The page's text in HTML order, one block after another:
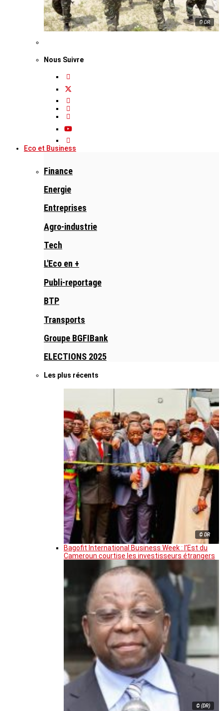
© DR
Nous Suivre
Eco et Business
Finance
Energie
Entreprises
Agro-industrie
Tech
L'Eco en +
Publi-reportage
BTP
Transports
Groupe BGFIBank
ELECTIONS 2025
Les plus récents
© DR
Bagofit International Business Week : l’Est du
Cameroun courtise les investisseurs étrangers
© (DR)